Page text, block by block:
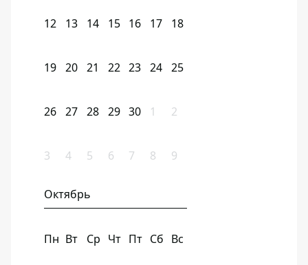
12 13 14 15 16 17 18
19 20 21 22 23 24 25
26 27 28 29 30 1 2
3 4 5 6 7 8 9
Октябрь
Пн Вт Ср Чт Пт Сб Вс